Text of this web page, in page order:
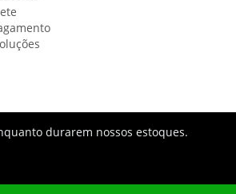
durarem nossos estoques.